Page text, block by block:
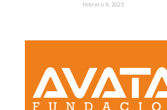
febrero 9, 2023